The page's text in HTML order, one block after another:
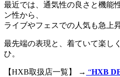
最近では、通気性の良さと機能
ン性から、
ライブやフェスでの人気も急上昇
最先端の表現と、着ていて楽し
ひ。
【HXB取扱店一覧】 → “HXB